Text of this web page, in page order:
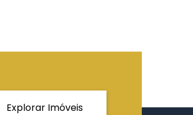
Explorar Imóveis